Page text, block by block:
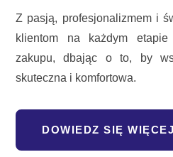
Z pasją, profesjonalizmem i
klientom na każdym
zakupu, dbając o to, by
skuteczna i komfortowa.
DOWIEDZ SIĘ WIĘCEJ